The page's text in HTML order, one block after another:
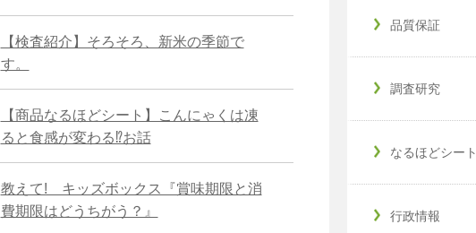
【検査紹介】そろそろ、新米の季節で
す。
【商品なるほどシート】こんにゃくは凍
ると食感が変わる⁉お話
教えて! キッズボックス『賞味期限と消
費期限はどうちがう？』
品質保証
調査研究
なるほどシート
行政情報